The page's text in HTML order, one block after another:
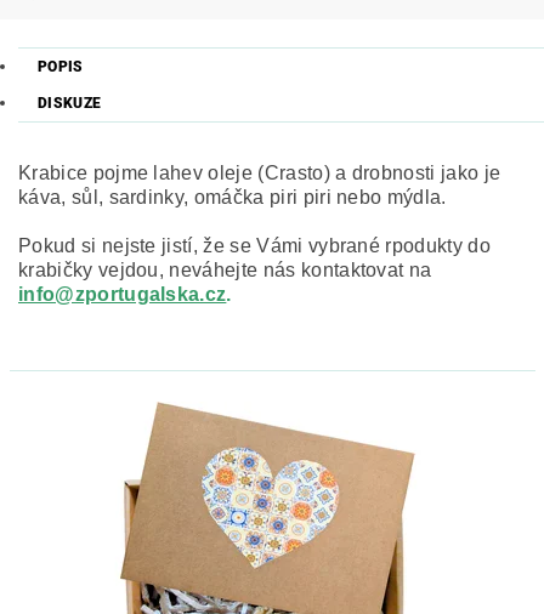
POPIS
DISKUZE
Krabice pojme lahev oleje (Crasto) a drobnosti jako je
káva, sůl, sardinky, omáčka piri piri nebo mýdla.
Pokud si nejste jistí, že se Vámi vybrané rpodukty do
krabičky vejdou, neváhejte nás kontaktovat na
info@zportugalska.cz.